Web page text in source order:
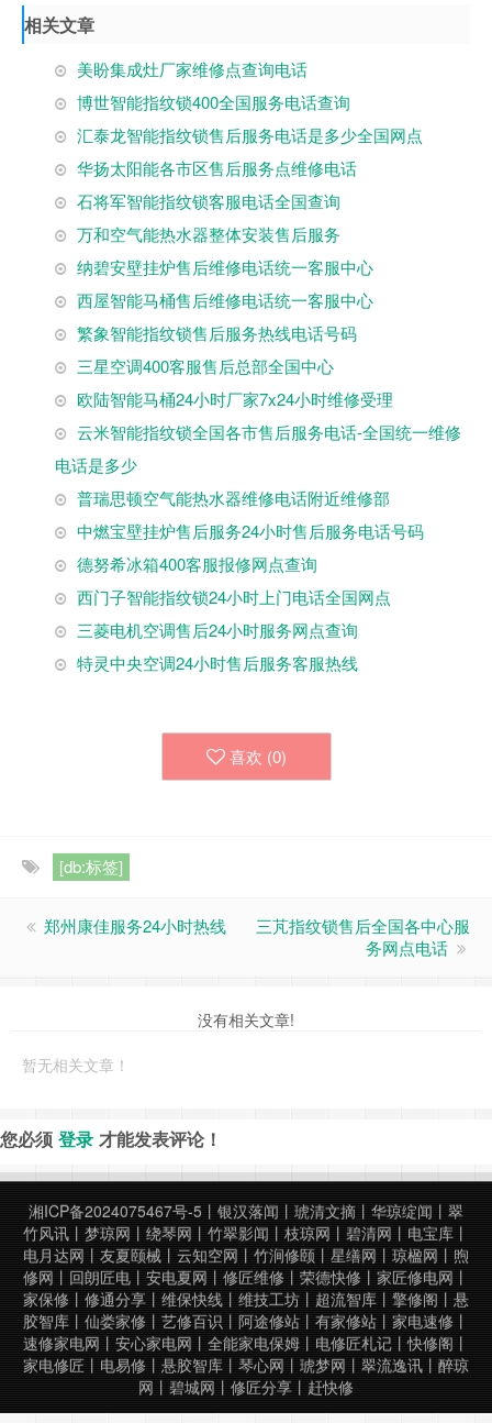
相关文章
美盼集成灶厂家维修点查询电话
博世智能指纹锁400全国服务电话查询
汇泰龙智能指纹锁售后服务电话是多少全国网点
华扬太阳能各市区售后服务点维修电话
石将军智能指纹锁客服电话全国查询
万和空气能热水器整体安装售后服务
纳碧安壁挂炉售后维修电话统一客服中心
西屋智能马桶售后维修电话统一客服中心
繁象智能指纹锁售后服务热线电话号码
三星空调400客服售后总部全国中心
欧陆智能马桶24小时厂家7x24小时维修受理
云米智能指纹锁全国各市售后服务电话-全国统一维修
电话是多少
普瑞思顿空气能热水器维修电话附近维修部
中燃宝壁挂炉售后服务24小时售后服务电话号码
德努希冰箱400客服报修网点查询
西门子智能指纹锁24小时上门电话全国网点
三菱电机空调售后24小时服务网点查询
特灵中央空调24小时售后服务客服热线
喜欢 (0)
[db:标签]
郑州康佳服务24小时热线
三芃指纹锁售后全国各中心服
务网点电话
没有相关文章!
暂无相关文章！
您必须 登录 才能发表评论！
湘ICP备2024075467号-5 丨 银汉落闻 丨 琥清文摘 丨 华琼绽闻 丨 翠
竹风讯 丨 梦琼网 丨 绕琴网 丨 竹翠影闻 丨 枝琼网 丨 碧清网 丨 电宝库 丨
电月达网 丨 友夏颐械 丨 云知空网 丨 竹涧修颐 丨 星缮网 丨 琼楹网 丨 煦
修网 丨 回朗匠电 丨 安电夏网 丨 修匠维修 丨 荣德快修 丨 家匠修电网 丨
家保修 丨 修通分享 丨 维保快线 丨 维技工坊 丨 超流智库 丨 擎修阁 丨 悬
胶智库 丨 仙娄家修 丨 艺修百识 丨 阿途修站 丨 有家修站 丨 家电速修 丨
速修家电网 丨 安心家电网 丨 全能家电保姆 丨 电修匠札记 丨快修阁 丨
家电修匠 丨 电易修 丨 悬胶智库 丨 琴心网 丨 琥梦网 丨 翠流逸讯 丨 醉琼
网 丨 碧城网 丨 修匠分享 丨 赶快修